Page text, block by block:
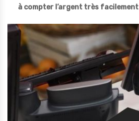
à compter l’argent très facilement